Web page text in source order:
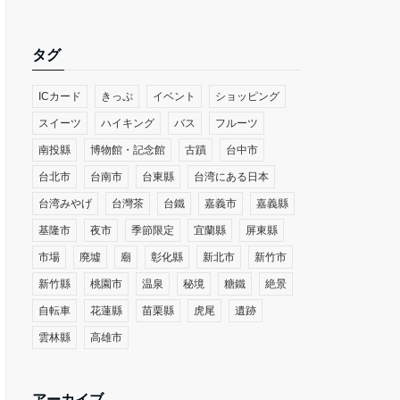
タグ
ICカード きっぷ イベント ショッピング
スイーツ ハイキング バス フルーツ
南投縣 博物館・記念館 古蹟 台中市
台北市 台南市 台東縣 台湾にある日本
台湾みやげ 台灣茶 台鐵 嘉義市 嘉義縣
基隆市 夜市 季節限定 宜蘭縣 屏東縣
市場 廃墟 廟 彰化縣 新北市 新竹市
新竹縣 桃園市 温泉 秘境 糖鐵 絶景
自転車 花蓮縣 苗栗縣 虎尾 遺跡
雲林縣 高雄市